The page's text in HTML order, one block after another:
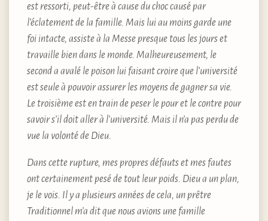
est ressorti, peut-être à cause du choc causé par
l’éclatement de la famille. Mais lui au moins garde une
foi intacte, assiste à la Messe presque tous les jours et
travaille bien dans le monde. Malheureusement, le
second a avalé le poison lui faisant croire que l’université
est seule à pouvoir assurer les moyens de gagner sa vie.
Le troisième est en train de peser le pour et le contre pour
savoir s’il doit aller à l’université. Mais il n’a pas perdu de
vue la volonté de Dieu.
Dans cette rupture, mes propres défauts et mes fautes
ont certainement pesé de tout leur poids. Dieu a un plan,
je le vois. Il y a plusieurs années de cela, un prêtre
Traditionnel m’a dit que nous avions une famille